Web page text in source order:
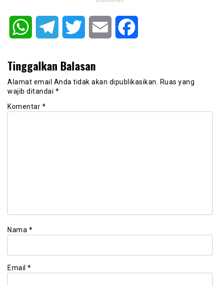
WhatsAppTelegram Twitter Email
Tinggalkan Balasan
Alamat email Anda tidak akan dipublikasikan. Ruas yang
wajib ditandai *
Komentar *
Nama *
Email *